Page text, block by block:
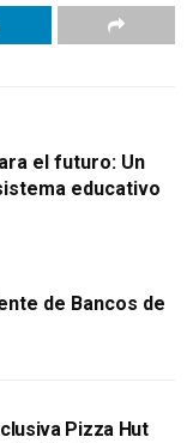
el futuro: Un
educativo
de Bancos de
Pizza Hut